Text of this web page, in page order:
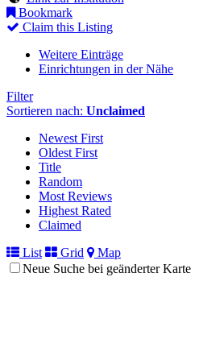
Bookmark
Claim this Listing
Weitere Einträge
Einrichtungen in der Nähe
Filter
Sortieren nach: Unclaimed
Newest First
Oldest First
Title
Random
Most Reviews
Highest Rated
Claimed
List
Grid
Map
Neue Suche bei geänderter Karte